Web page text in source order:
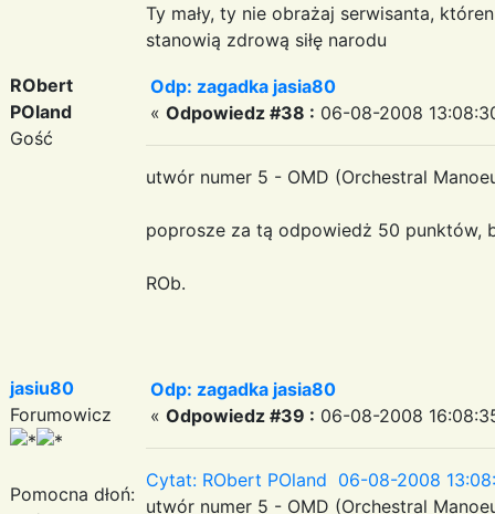
Ty mały, ty nie obrażaj serwisanta,
stanowią zdrową siłę narodu
RObert
POland
Gość
Odp: zagadka jasia80
« Odpowiedz #38 : 06-08-2008
utwór numer 5 - OMD (Orchestral
poprosze za tą odpowiedż 50 punktów,
ROb.
jasiu80
Forumowicz
Pomocna dłoń:
Odp: zagadka jasia80
« Odpowiedz #39 : 06-08-2008
Cytat: RObert POland 06-08-2008
utwór numer 5 - OMD (Orchestral